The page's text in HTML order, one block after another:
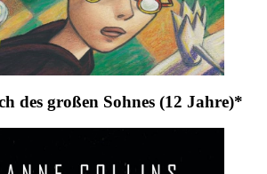
des großen Sohnes (12 Jahre)*